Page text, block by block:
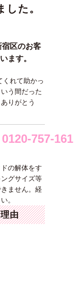
した。
区のお客
ます。
くれて助かっ
う間だった
りがとう
757-161
の解体をす
グサイズ等
ません。経
。
由